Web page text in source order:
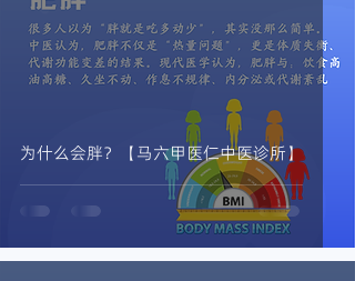
为什么会胖？【马六甲医仁中医诊所】